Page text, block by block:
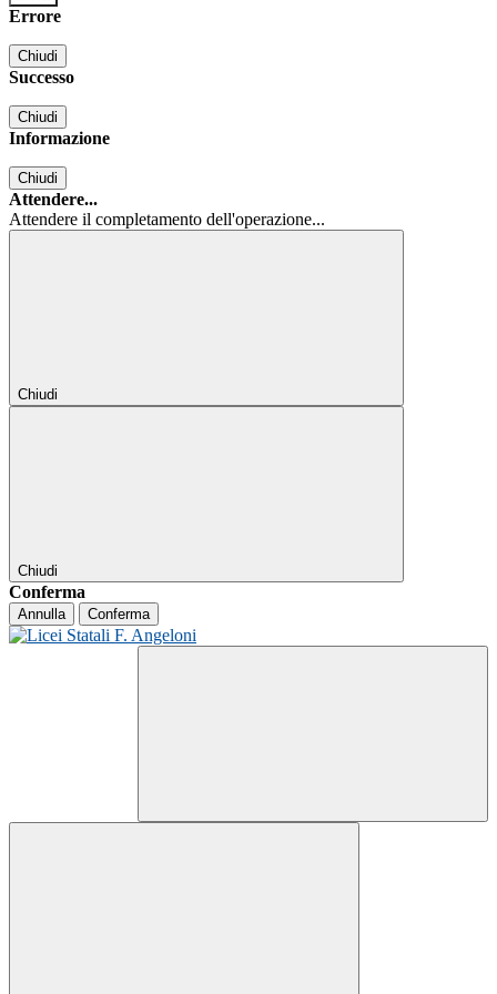
Errore
Chiudi
Successo
Chiudi
Informazione
Chiudi
Attendere...
Attendere il completamento dell'operazione...
Chiudi
Chiudi
Conferma
Annulla Conferma